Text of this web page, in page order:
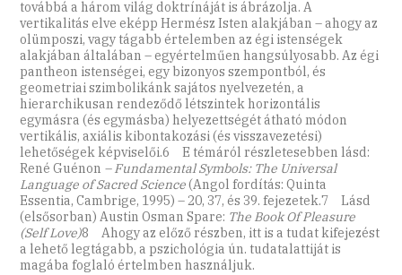
továbbá a három világ doktrínáját is ábrázolja. A
vertikalitás elve eképp Hermész Isten alakjában – ahogy az
olümposzi, vagy tágabb értelemben az égi istenségek
alakjában általában – egyértelműen hangsúlyosabb. Az égi
pantheon istenségei, egy bizonyos szempontból, és
geometriai szimbolikánk sajátos nyelvezetén, a
hierarchikusan rendeződő létszintek horizontális
egymásra (és egymásba) helyezettségét átható módon
vertikális, axiális kibontakozási (és visszavezetési)
lehetőségek képviselői.6 E témáról részletesebben lásd:
René Guénon – Fundamental Symbols: The Universal
Language of Sacred Science(Angol fordítás: Quinta
Essentia, Cambrige, 1995) – 20, 37, és 39. fejezetek.7 Lásd
(elsősorban) Austin Osman Spare: The Book Of Pleasure
(Self Love)8 Ahogy az előző részben, itt is a tudat kifejezést
a lehető legtágabb, a pszichológia ún. tudatalattiját is
magába foglaló értelmben használjuk.